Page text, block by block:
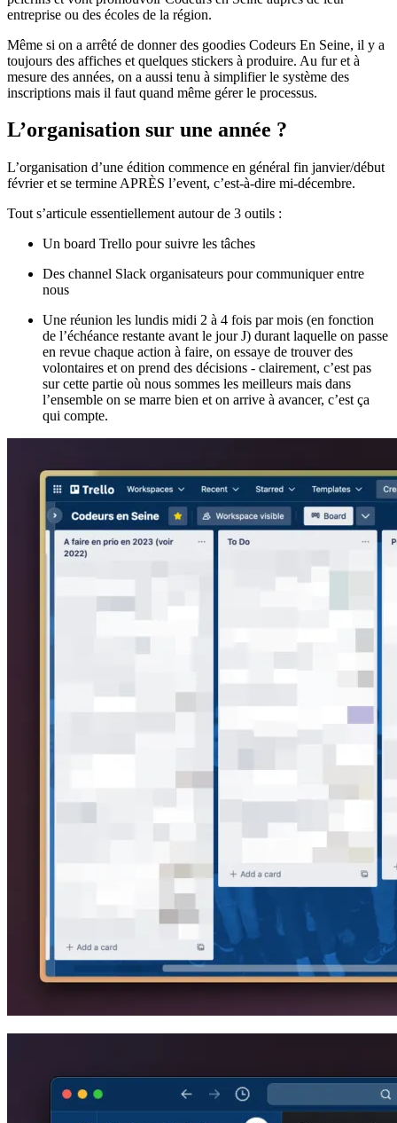
entreprise ou des écoles de la région.
Même si on a arrêté de donner des goodies Codeurs En Seine, il y a
toujours des affiches et quelques stickers à produire. Au fur et à
mesure des années, on a aussi tenu à simplifier le système des
inscriptions mais il faut quand même gérer le processus.
L’organisation sur une année ?
L’organisation d’une édition commence en général fin janvier/début
février et se termine APRÈS l’event, c’est-à-dire mi-décembre.
Tout s’articule essentiellement autour de 3 outils :
Un board Trello pour suivre les tâches
Des channel Slack organisateurs pour communiquer entre
nous
Une réunion les lundis midi 2 à 4 fois par mois (en fonction
de l’échéance restante avant le jour J) durant laquelle on passe
en revue chaque action à faire, on essaye de trouver des
volontaires et on prend des décisions - clairement, c’est pas
sur cette partie où nous sommes les meilleurs mais dans
l’ensemble on se marre bien et on arrive à avancer, c’est ça
qui compte.